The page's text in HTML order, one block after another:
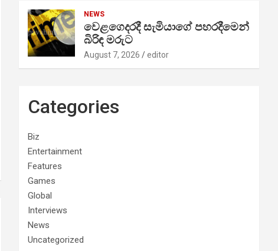
NEWS
වෙළගෙදරදී සැමියාගේ පහරදීමෙන්
බිරිඳ මරුට
August 7, 2026 editor
Categories
Biz
Entertainment
Features
Games
Global
Interviews
News
Uncategorized